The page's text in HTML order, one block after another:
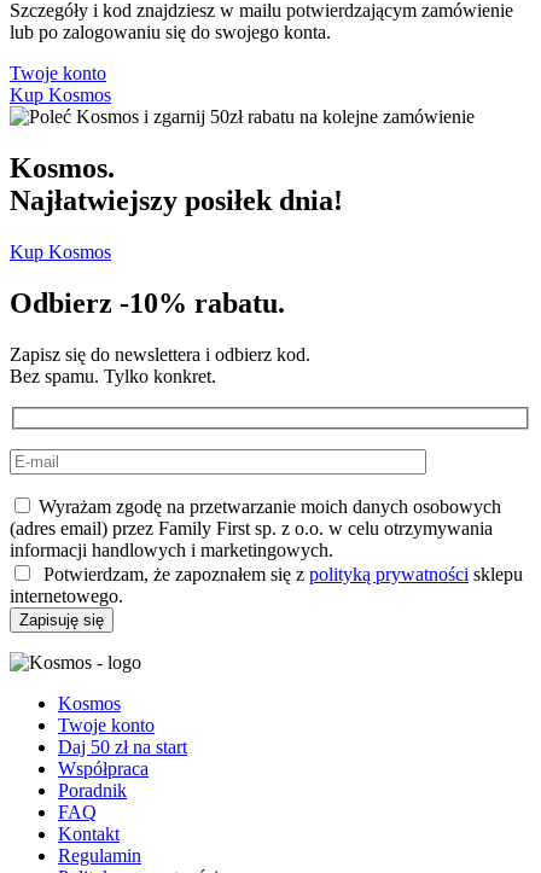
Szczegóły i kod znajdziesz w mailu potwierdzającym zamówienie
lub po zalogowaniu się do swojego konta.
Twoje konto
Kup Kosmos
Kosmos.
Najłatwiejszy posiłek dnia!
Kup Kosmos
Odbierz -10% rabatu.
Zapisz się do newslettera i odbierz kod.
Bez spamu. Tylko konkret.​
Wyrażam zgodę na przetwarzanie moich danych osobowych
(adres email) przez Family First sp. z o.o. w celu otrzymywania
informacji handlowych i marketingowych.
Potwierdzam, że zapoznałem się z polityką prywatności sklepu
internetowego.
Kosmos
Twoje konto
Daj 50 zł na start
Współpraca
Poradnik
FAQ
Kontakt
Regulamin